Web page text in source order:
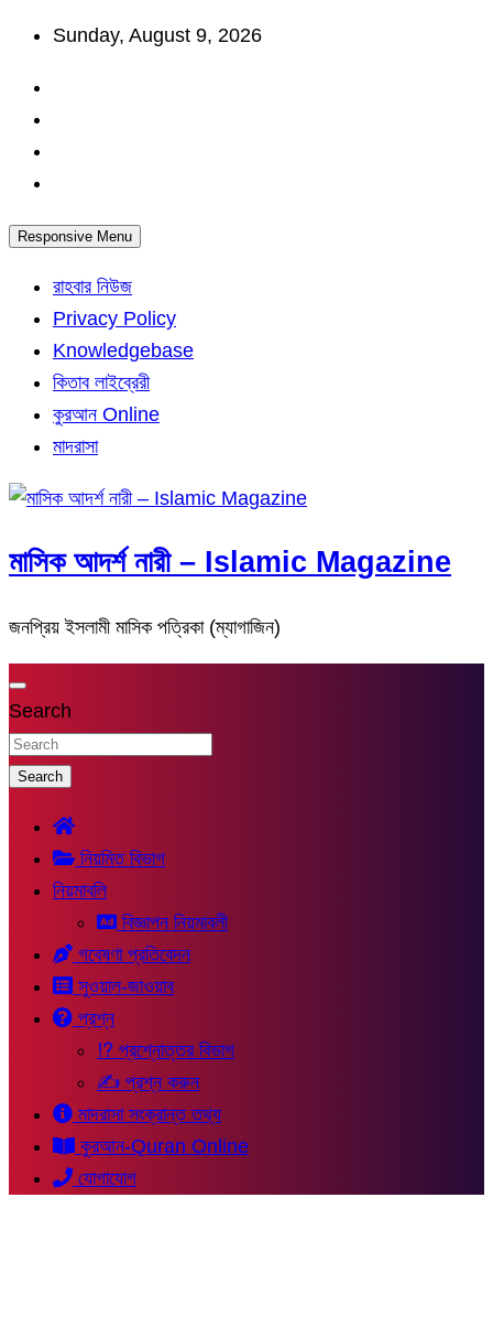
Skip
content
Sunday, August 9, 2026
Responsive Menu
রাহবার নিউজ
Privacy Policy
Knowledgebase
কিতাব লাইব্রেরী
কুরআন Online
মাদরাসা
মাসিক আদর্শ নারী – Islamic Magazine
জনপ্রিয় ইসলামী মাসিক পত্রিকা (ম্যাগাজিন)
Search
Search
নিয়মিত বিভাগ
নিয়মাবলি
বিজ্ঞাপন নিয়মাবলী
গবেষণা প্রতিবেদন
সুওয়াল-জাওয়াব
প্রশ্ন
⁉ প্রশ্নোত্তর বিভাগ
✍ প্রশ্ন করুন
মাদরাসা সংক্রান্ত তথ্য
কুরআন-Quran Online
যোগাযোগ